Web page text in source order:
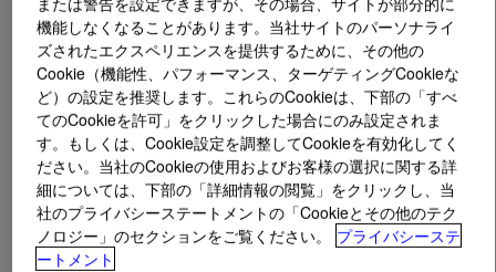
とはDOW™ Latex Powder (DLP) 2025?
本製品は、エチレン酢酸ビニル共重合体の水性エマルシ
ョンをスプレー乾燥することによって得られる、流動性
機能しなくなることがあります。当社サイトのパーソナライ
ズされたエクスペリエンスを提供するために、その他の
Cookie（機能性、パフォーマンス、ターゲティングCookieな
ど）の設定を推奨します。これらのCookieは、下部の「すべ
てのCookieを許可」をクリックした場合にのみ設定されま
す。もしくは、Cookie設定を調整してCookieを有効化してく
ださい。当社のCookieの使用およびお客様の選択に関する詳
細については、下部の「詳細情報の閲覧」をクリックし、当
社のプライバシーステートメントの「Cookieとその他のテク
ノロジー」のセクションをご覧ください。
プライバシーステ
ートメント